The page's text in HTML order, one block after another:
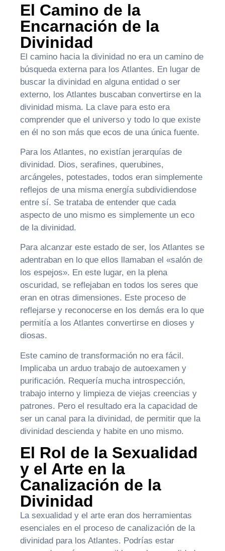
El Camino de la
Encarnación de la
Divinidad
El camino hacia la divinidad no era un camino de
búsqueda externa para los Atlantes. En lugar de
buscar la divinidad en alguna entidad o ser
externo, los Atlantes buscaban convertirse en la
divinidad misma. La clave para esto era
comprender que el universo y todo lo que existe
en él no son más que ecos de una única fuente.
Para los Atlantes, no existían jerarquías de
divinidad. Dios, serafines, querubines,
arcángeles, potestades, todos eran simplemente
reflejos de una misma energía subdividiendose
entre sí. Se trataba de entender que cada
aspecto de uno mismo es simplemente un eco
de la divinidad.
Para alcanzar este estado de ser, los Atlantes se
adentraban en lo que ellos llamaban el «salón de
los espejos». En este lugar, en la plena
oscuridad, se reflejaban en todos los seres que
eran en otras dimensiones. Este proceso de
reflejarse y reconocerse en los demás era lo que
permitía a los Atlantes convertirse en dioses y
diosas.
Este camino de transformación no era fácil.
Implicaba un arduo trabajo de autoexamen y
purificación. Requería mucha introspección,
trabajo interno y limpieza de viejas creencias y
patrones. Pero el resultado era la capacidad de
ser un canal para la divinidad, de permitir que la
divinidad descienda y habite en uno mismo.
El Rol de la Sexualidad
y el Arte en la
Canalización de la
Divinidad
La sexualidad y el arte eran dos herramientas
esenciales en el proceso de canalización de la
divinidad para los Atlantes. Podrías estar